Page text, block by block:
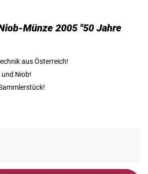
Münze 2005 "50 Jahre
aus Österreich!
und Niob!